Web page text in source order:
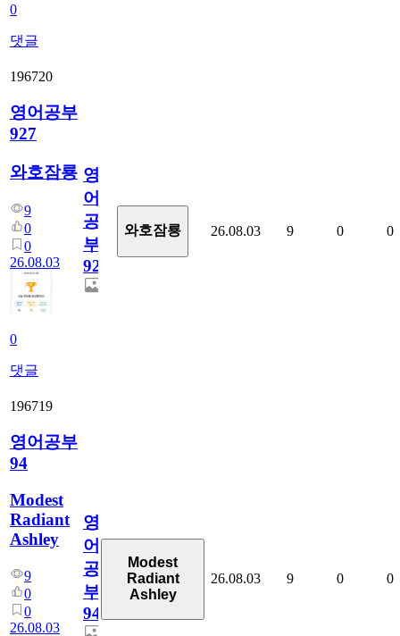
0
댓글
196720
영어공부
927
와호잠룡
9
0
0
26.08.03
0
댓글
영
어
공
부
927
와호잠룡 26.08.03 9 0 0
196719
영어공부
94
Modest
Radiant
Ashley
9
0
0
26.08.03
영
어
공
부
94
Modest
Radiant
Ashley
26.08.03 9 0 0